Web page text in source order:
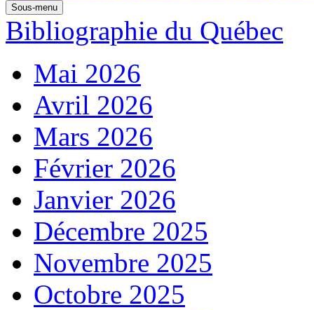
Sous-menu
Bibliographie du Québec
Mai 2026
Avril 2026
Mars 2026
Février 2026
Janvier 2026
Décembre 2025
Novembre 2025
Octobre 2025